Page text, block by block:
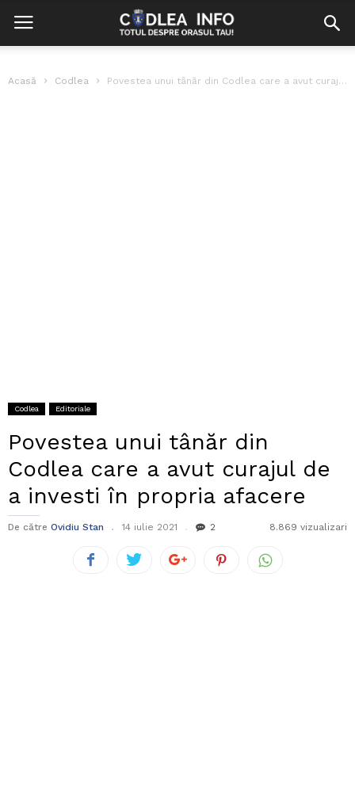
Acasă Codlea Povestea unui tânăr din Codlea care a avut curajul de a investi...
Codlea Editoriale
Povestea unui tânăr din
Codlea care a avut curajul de
a investi în propria afacere
De către Ovidiu Stan 14 iulie 2021 2 8.869 vizualizari